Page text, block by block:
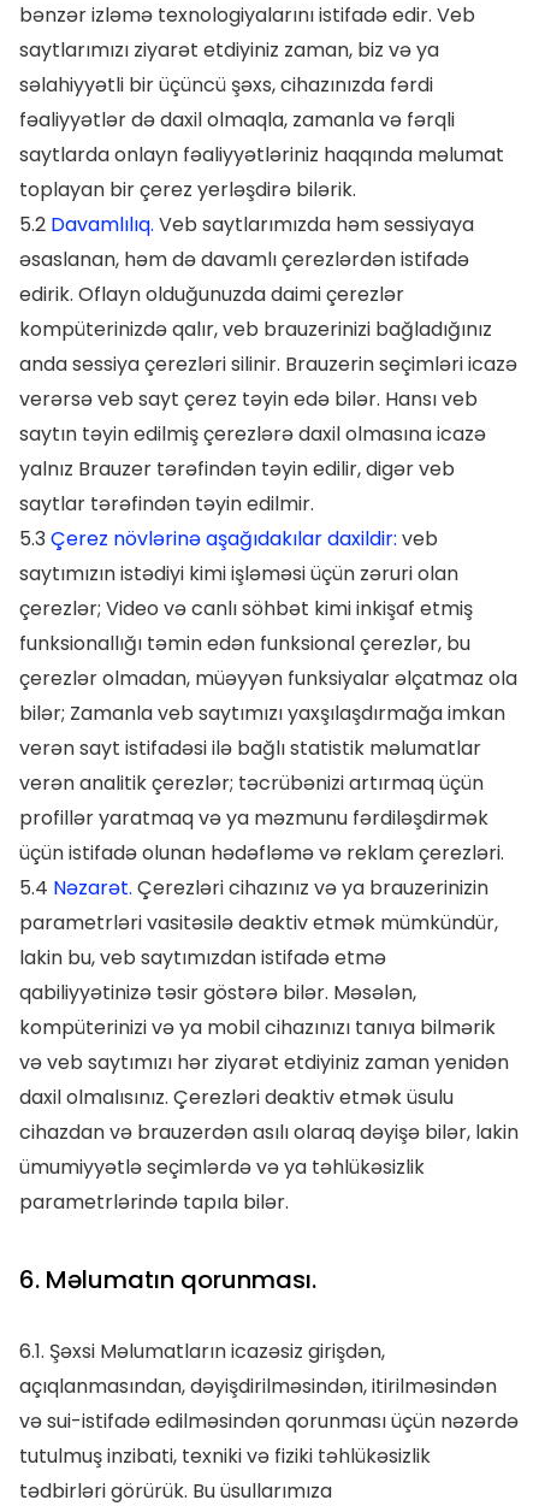
bənzər izləmə texnologiyalarını istifadə edir. Veb
saytlarımızı ziyarət etdiyiniz zaman, biz və ya
səlahiyyətli bir üçüncü şəxs, cihazınızda fərdi
fəaliyyətlər də daxil olmaqla, zamanla və fərqli
saytlarda onlayn fəaliyyətləriniz haqqında məlumat
toplayan bir çerez yerləşdirə bilərik.
5.2 Davamlılıq. Veb saytlarımızda həm sessiyaya
əsaslanan, həm də davamlı çerezlərdən istifadə
edirik. Oflayn olduğunuzda daimi çerezlər
kompüterinizdə qalır, veb brauzerinizi bağladığınız
anda sessiya çerezləri silinir. Brauzerin seçimləri icazə
verərsə veb sayt çerez təyin edə bilər. Hansı veb
saytın təyin edilmiş çerezlərə daxil olmasına icazə
yalnız Brauzer tərəfindən təyin edilir, digər veb
saytlar tərəfindən təyin edilmir.
5.3 Çerez növlərinə aşağıdakılar daxildir: veb
saytımızın istədiyi kimi işləməsi üçün zəruri olan
çerezlər; Video və canlı söhbət kimi inkişaf etmiş
funksionallığı təmin edən funksional çerezlər, bu
çerezlər olmadan, müəyyən funksiyalar əlçatmaz ola
bilər; Zamanla veb saytımızı yaxşılaşdırmağa imkan
verən sayt istifadəsi ilə bağlı statistik məlumatlar
verən analitik çerezlər; təcrübənizi artırmaq üçün
profillər yaratmaq və ya məzmunu fərdiləşdirmək
üçün istifadə olunan hədəfləmə və reklam çerezləri.
5.4 Nəzarət. Çerezləri cihazınız və ya brauzerinizin
parametrləri vasitəsilə deaktiv etmək mümkündür,
lakin bu, veb saytımızdan istifadə etmə
qabiliyyətinizə təsir göstərə bilər. Məsələn,
kompüterinizi və ya mobil cihazınızı tanıya bilmərik
və veb saytımızı hər ziyarət etdiyiniz zaman yenidən
daxil olmalısınız. Çerezləri deaktiv etmək üsulu
cihazdan və brauzerdən asılı olaraq dəyişə bilər, lakin
ümumiyyətlə seçimlərdə və ya təhlükəsizlik
parametrlərində tapıla bilər.
6. Məlumatın qorunması.
6.1. Şəxsi Məlumatların icazəsiz girişdən,
açıqlanmasından, dəyişdirilməsindən, itirilməsindən
və sui-istifadə edilməsindən qorunması üçün nəzərdə
tutulmuş inzibati, texniki və fiziki təhlükəsizlik
tədbirləri görürük. Bu üsullarımıza